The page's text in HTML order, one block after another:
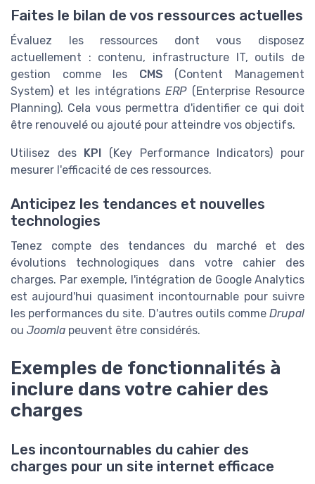
Faites le bilan de vos ressources actuelles
Évaluez les ressources dont vous disposez
actuellement : contenu, infrastructure IT, outils de
gestion comme les CMS (Content Management
System) et les intégrationsERP(Enterprise Resource
Planning). Cela vous permettra d'identifier ce qui doit
être renouvelé ou ajouté pour atteindre vos objectifs.
Utilisez des KPI (Key Performance Indicators) pour
mesurer l'efficacité de ces ressources.
Anticipez les tendances et nouvelles
technologies
Tenez compte des tendances du marché et des
évolutions technologiques dans votre cahier des
charges. Par exemple, l'intégration de Google Analytics
est aujourd'hui quasiment incontournable pour suivre
les performances du site. D'autres outils comme Drupal
ou Joomla peuvent être considérés.
Exemples de fonctionnalités à
inclure dans votre cahier des
charges
Les incontournables du cahier des
charges pour un site internet efficace